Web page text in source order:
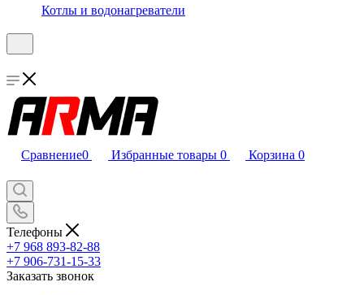
Котлы и водонагреватели
Сравнение0 Избранные товары 0 Корзина 0
Телефоны
+7 968 893-82-88
+7 906-731-15-33
Заказать звонок